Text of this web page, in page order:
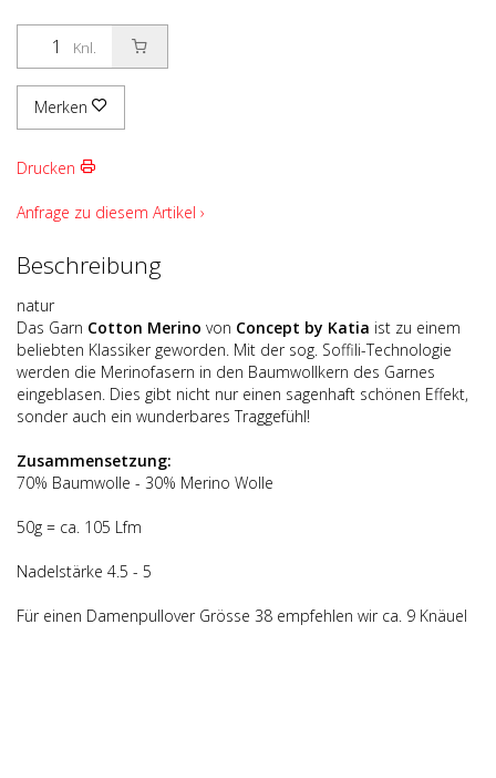
Knl.
Merken
Drucken
Anfrage zu diesem Artikel ›
Beschreibung
natur
Das Garn Cotton Merino von Concept by Katia ist zu einem
beliebten Klassiker geworden. Mit der sog. Soffili-Technologie
werden die Merinofasern in den Baumwollkern des Garnes
eingeblasen. Dies gibt nicht nur einen sagenhaft schönen Effekt,
sonder auch ein wunderbares Traggefühl!
Zusammensetzung:
70% Baumwolle - 30% Merino Wolle
50g = ca. 105 Lfm
Nadelstärke 4.5 - 5
Für einen Damenpullover Grösse 38 empfehlen wir ca. 9 Knäuel